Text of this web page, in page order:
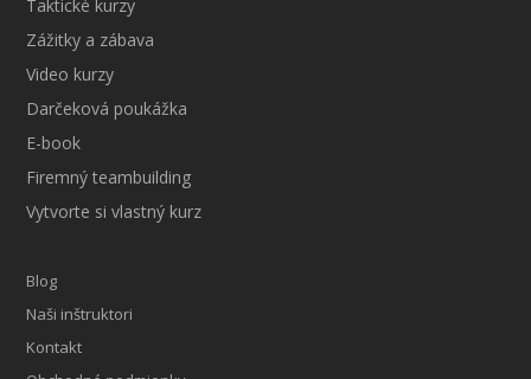
Taktické kurzy
Zážitky a zábava
Video kurzy
Darčeková poukážka
E-book
Firemný teambuilding
Vytvorte si vlastný kurz
Blog
Naši inštruktori
Kontakt